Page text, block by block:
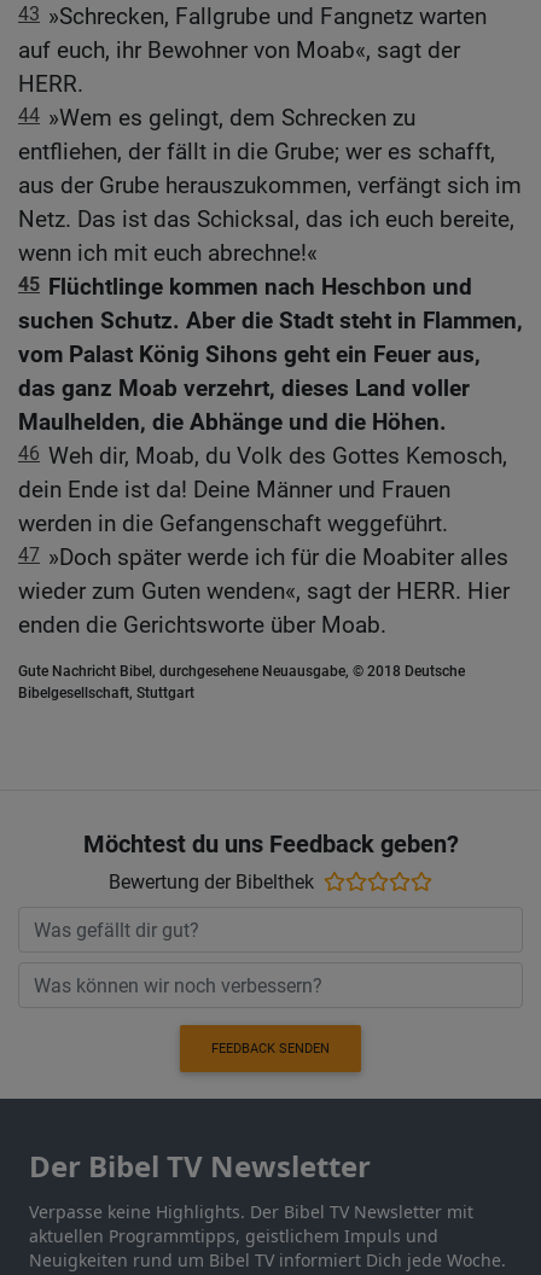
43 »Schrecken, Fallgrube und Fangnetz warten
auf euch, ihr Bewohner von Moab«, sagt der
HERR.
44 »Wem es gelingt, dem Schrecken zu
entfliehen, der fällt in die Grube; wer es schafft,
aus der Grube herauszukommen, verfängt sich im
Netz. Das ist das Schicksal, das ich euch bereite,
wenn ich mit euch abrechne!«
45 Flüchtlinge kommen nach Heschbon und
suchen Schutz. Aber die Stadt steht in Flammen,
vom Palast König Sihons geht ein Feuer aus,
das ganz Moab verzehrt, dieses Land voller
Maulhelden, die Abhänge und die Höhen.
46 Weh dir, Moab, du Volk des Gottes Kemosch,
dein Ende ist da! Deine Männer und Frauen
werden in die Gefangenschaft weggeführt.
47 »Doch später werde ich für die Moabiter alles
wieder zum Guten wenden«, sagt der HERR. Hier
enden die Gerichtsworte über Moab.
Gute Nachricht Bibel, durchgesehene Neuausgabe, © 2018 Deutsche
Bibelgesellschaft, Stuttgart
Möchtest du uns Feedback geben?
Bewertung der Bibelthek
FEEDBACK SENDEN
Der Bibel TV Newsletter
Verpasse keine Highlights. Der Bibel TV Newsletter mit
aktuellen Programmtipps, geistlichem Impuls und
Neuigkeiten rund um Bibel TV informiert Dich jede Woche.